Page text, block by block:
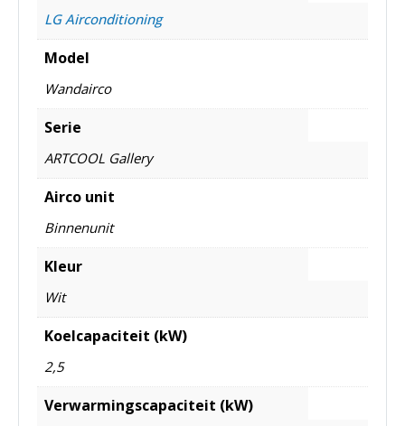
LG Airconditioning
Model
Wandairco
Serie
ARTCOOL Gallery
Airco unit
Binnenunit
Kleur
Wit
Koelcapaciteit (kW)
2,5
Verwarmingscapaciteit (kW)